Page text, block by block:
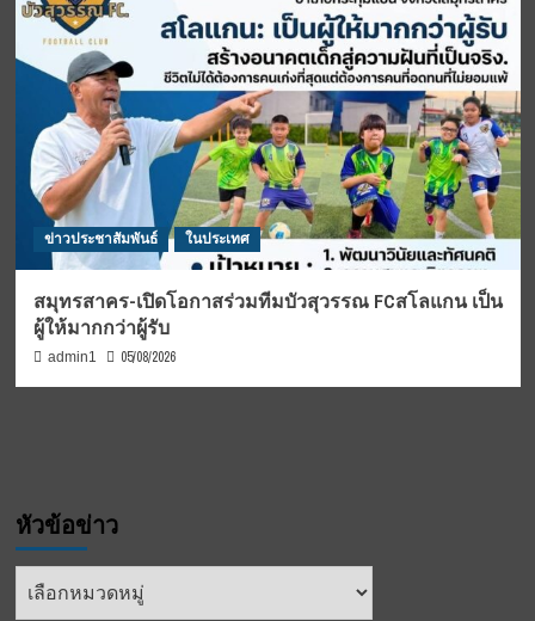
ข่าวประชาสัมพันธ์ ในประเทศ
สมุทรสาคร-เปิดโอกาสร่วมทีมบัวสุวรรณ FCสโลแกน เป็น
ผู้ให้มากกว่าผู้รับ
admin1 05/08/2026
หัวข้อข่าว
หัวข้อ